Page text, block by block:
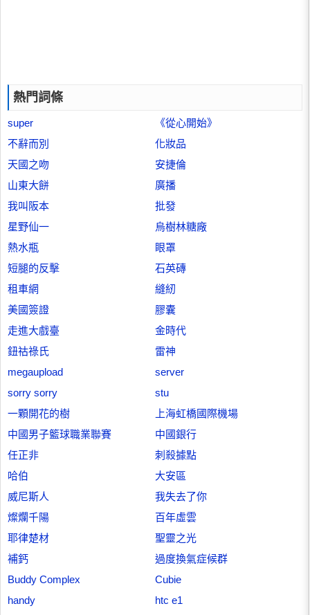
熱門詞條
super
《從心開始》
不辭而別
化妝品
天國之吻
安捷倫
山東大餅
廣播
我叫阪本
批發
星野仙一
烏樹林糖廠
熱水瓶
眼罩
短腿的反擊
石英磚
租車網
縫紉
美國簽證
膠囊
走進大戲臺
金時代
鈕祜祿氏
雷神
megaupload
server
sorry sorry
stu
一顆開花的樹
上海虹橋國際機場
中國男子籃球職業聯賽
中國銀行
任正非
刺殺據點
哈伯
大安區
威尼斯人
我失去了你
燦爛千陽
百年虛雲
耶律楚材
聖靈之光
補鈣
過度換氣症候群
Buddy Complex
Cubie
handy
htc e1